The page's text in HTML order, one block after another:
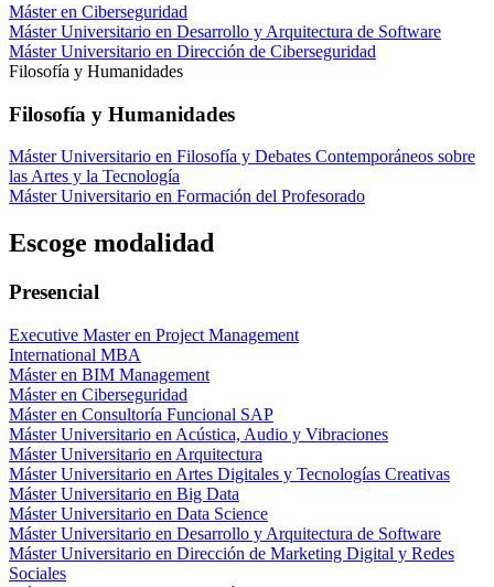
Máster en Ciberseguridad
Máster Universitario en Desarrollo y Arquitectura de Software
Máster Universitario en Dirección de Ciberseguridad
Filosofía y Humanidades
Filosofía y Humanidades
Máster Universitario en Filosofía y Debates Contemporáneos sobre
las Artes y la Tecnología
Máster Universitario en Formación del Profesorado
Escoge modalidad
Presencial
Executive Master en Project Management
International MBA
Máster en BIM Management
Máster en Ciberseguridad
Máster en Consultoría Funcional SAP
Máster Universitario en Acústica, Audio y Vibraciones
Máster Universitario en Arquitectura
Máster Universitario en Artes Digitales y Tecnologías Creativas
Máster Universitario en Big Data
Máster Universitario en Data Science
Máster Universitario en Desarrollo y Arquitectura de Software
Máster Universitario en Dirección de Marketing Digital y Redes
Sociales